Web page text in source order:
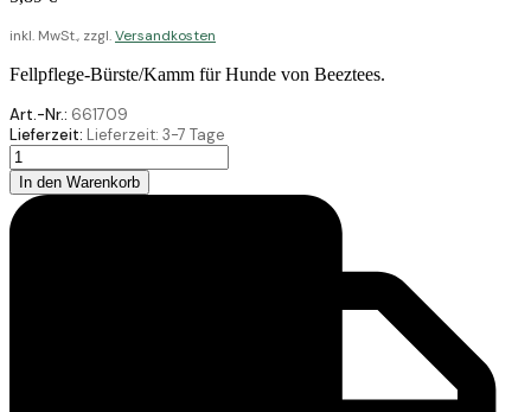
inkl. MwSt., zzgl.Versandkosten
Fellpflege-Bürste/Kamm für Hunde von Beeztees.
Art.-Nr.: 661709
Lieferzeit: Lieferzeit: 3-7 Tage
Beeztees
Flohkamm
Hunde
Schwarz-
In den Warenkorb